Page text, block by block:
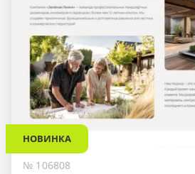
НОВИНКА
№ 106808